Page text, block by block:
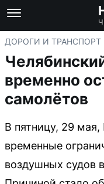
ДОРОГИ И ТРАНСПОРТ
временно
самолётов
В пятницу, 29 мая,
временные
воздушных судов